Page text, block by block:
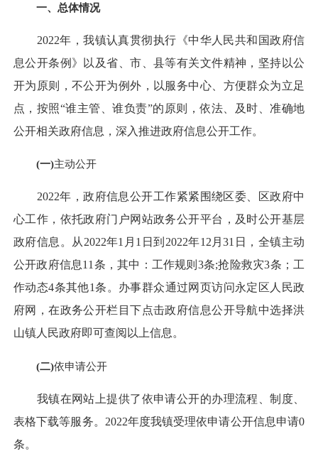
一、总体情况
2022年，我镇认真贯彻执行《中华人民共和国政府信
息公开条例》以及省、市、县等有关文件精神，坚持以公
开为原则，不公开为例外，以服务中心、方便群众为立足
点，按照“谁主管、谁负责”的原则，依法、及时、准确地
公开相关政府信息，深入推进政府信息公开工作。
(一)主动公开
2022年，政府信息公开工作紧紧围绕区委、区政府中
心工作，依托政府门户网站政务公开平台，及时公开基层
政府信息。从2022年1月1日到2022年12月31日，全镇主动
公开政府信息11条，其中：工作规则3条;抢险救灾3条；工
作动态4条其他1条。办事群众通过网页访问永定区人民政
府网，在政务公开栏目下点击政府信息公开导航中选择洪
山镇人民政府即可查阅以上信息。
(二)依申请公开
我镇在网站上提供了依申请公开的办理流程、制度、
表格下载等服务。2022年度我镇受理依申请公开信息申请0
条。